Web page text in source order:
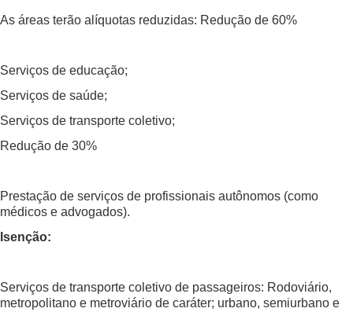
As áreas terão alíquotas reduzidas: Redução de 60%
Serviços de educação;
Serviços de saúde;
Serviços de transporte coletivo;
Redução de 30%
Prestação de serviços de profissionais autônomos (como
médicos e advogados).
Isenção:
Serviços de transporte coletivo de passageiros: Rodoviário,
metropolitano e metroviário de caráter; urbano, semiurbano e